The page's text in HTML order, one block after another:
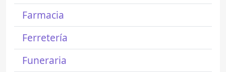
Farmacia
Ferretería
Funeraria